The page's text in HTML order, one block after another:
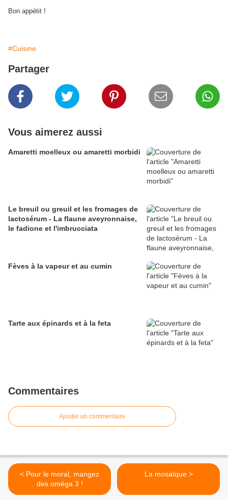
Bon appétit !
#Cuisine
Partager
Vous aimerez aussi
Amaretti moelleux ou amaretti morbidi
Le breuil ou greuil et les fromages de
lactosérum - La flaune aveyronnaise,
le fadione et l'imbrucciata
Fèves à la vapeur et au cumin
Tarte aux épinards et à la feta
Commentaires
Ajouter un commentaire
< Pour le moral, mangez
des oméga 3 !
La mosaïque >